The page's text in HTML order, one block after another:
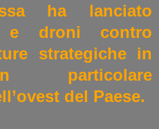
ha lanciato
e droni contro
strategiche in
del Paese.